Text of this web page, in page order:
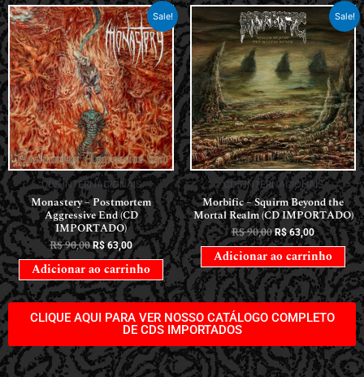
Sale!
CDS INTERNACIONAIS
Monastery – Postmortem
Aggressive End (CD
IMPORTADO)
R$90,00 R$63,00
Adicionar ao carrinho
Sale!
CDS INTERNACIONAIS
Morbific – Squirm Beyond the
Mortal Realm (CD IMPORTADO)
R$90,00 R$63,00
Adicionar ao carrinho
CLIQUE AQUI PARA VER NOSSO CATÁLOGO COMPLETO
DE CDS IMPORTADOS